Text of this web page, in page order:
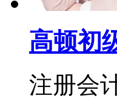
高顿初
注册会